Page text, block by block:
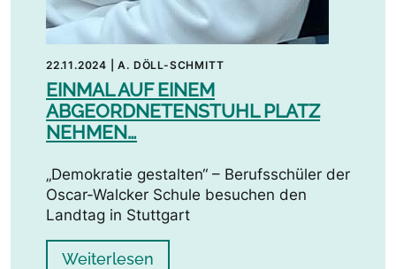
22.11.2024 |A. DÖLL-SCHMITT
EINMAL AUF EINEM
ABGEORDNETENSTUHL PLATZ
NEHMEN…
„Demokratie gestalten“ – Berufsschüler der
Oscar-Walcker Schule besuchen den
Landtag in Stuttgart
Weiterlesen